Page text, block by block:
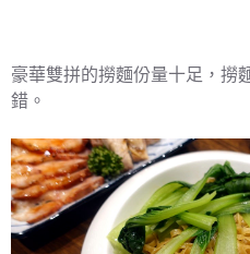
豪華雙拼的撈麵份量十足，撈
錯。